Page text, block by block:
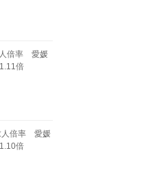
倍率 愛媛
倍
人倍率 愛媛
倍